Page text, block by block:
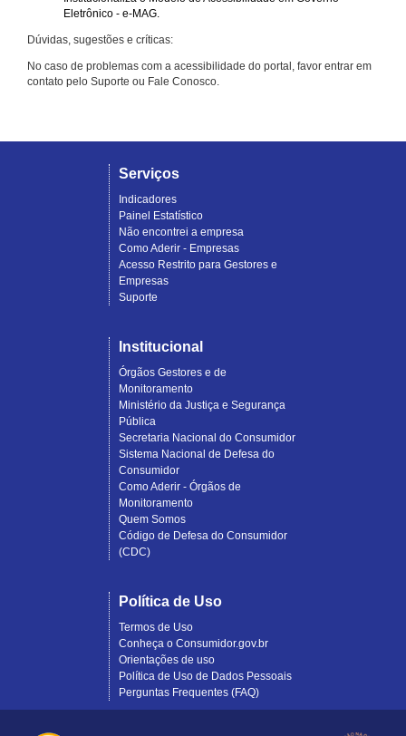
Eletrônico - e-MAG.
Dúvidas, sugestões e críticas:
No caso de problemas com a acessibilidade do portal, favor entrar em
contato pelo Suporte ou Fale Conosco.
Serviços
Indicadores
Painel Estatístico
Não encontrei a empresa
Como Aderir - Empresas
Acesso Restrito para Gestores e
Empresas
Suporte
Institucional
Órgãos Gestores e de
Monitoramento
Ministério da Justiça e Segurança
Pública
Secretaria Nacional do Consumidor
Sistema Nacional de Defesa do
Consumidor
Como Aderir - Órgãos de
Monitoramento
Quem Somos
Código de Defesa do Consumidor
(CDC)
Política de Uso
Termos de Uso
Conheça o Consumidor.gov.br
Orientações de uso
Política de Uso de Dados Pessoais
Perguntas Frequentes (FAQ)